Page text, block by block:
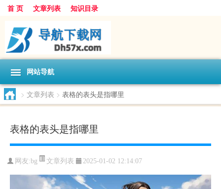
首 页 文章列表 知识目录
网站导航
> 文章列表 > 表格的表头是指哪里
表格的表头是指哪里
网友:bg 文章列表 2025-01-02 12:14:07